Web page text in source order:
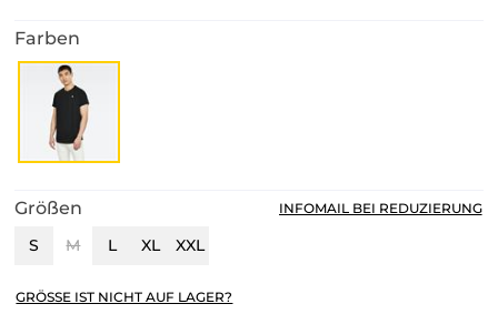
Farben
Größen
S M L XL XXL
INFOMAIL BEI REDUZIERUNG
GRÖSSE IST NICHT AUF LAGER?